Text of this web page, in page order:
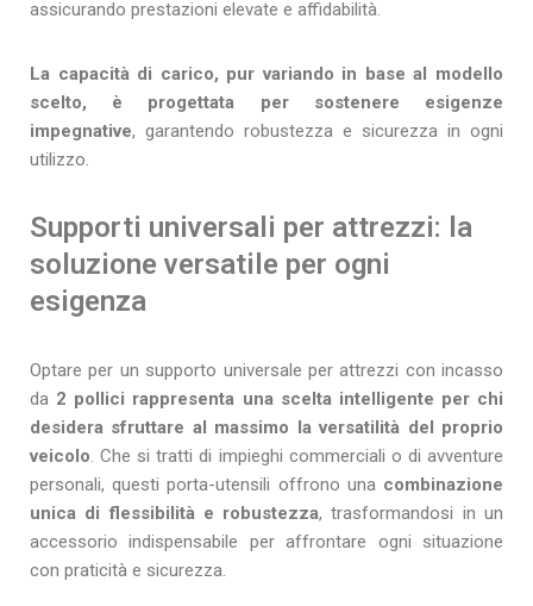
assicurando prestazioni elevate e affidabilità.
La capacità di carico, pur variando in base al modello
scelto, è progettata per sostenere esigenze
impegnative, garantendo robustezza e sicurezza in ogni
utilizzo.
Supporti universali per attrezzi: la
soluzione versatile per ogni
esigenza
Optare per un supporto universale per attrezzi con incasso
da 2 pollici rappresenta una scelta intelligente per chi
desidera sfruttare al massimo la versatilità del proprio
veicolo. Che si tratti di impieghi commerciali o di avventure
personali, questi porta-utensili offrono una combinazione
unica di flessibilità e robustezza, trasformandosi in un
accessorio indispensabile per affrontare ogni situazione
con praticità e sicurezza.